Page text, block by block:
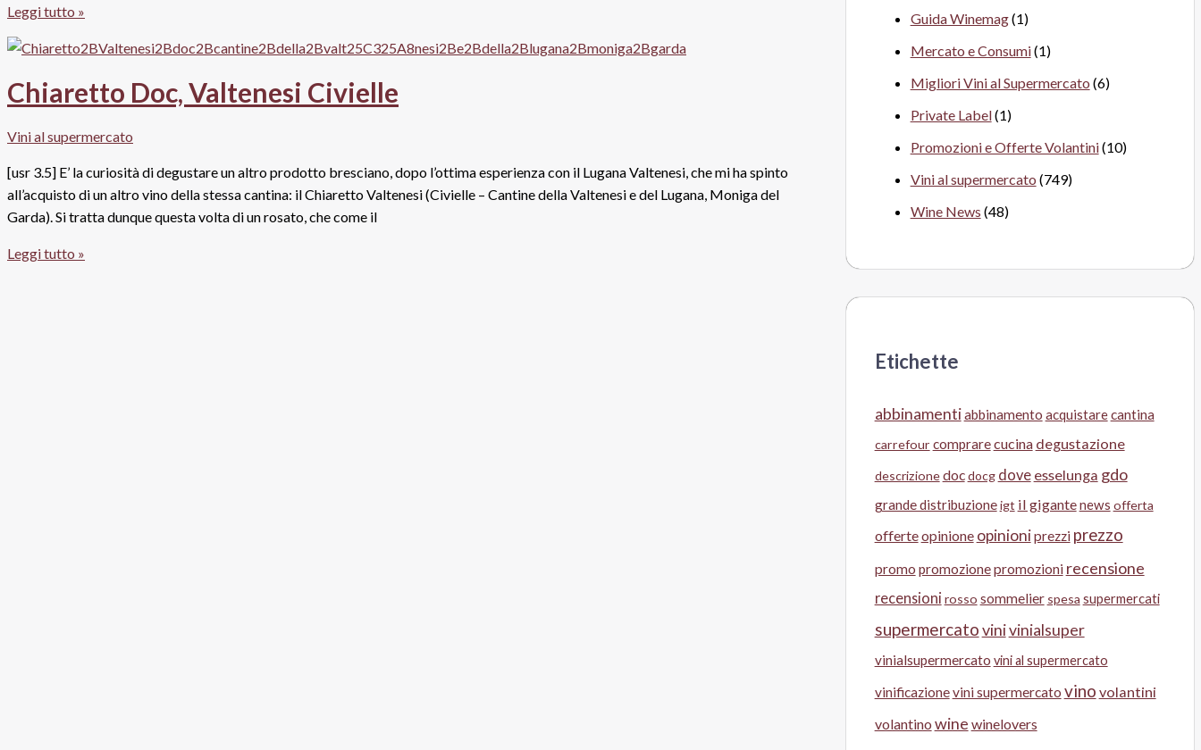
Marzemino
Trentino
Doc
Mezzacorona
Leggi tutto »
Chiaretto Doc, Valtenesi Civielle
Vini al supermercato
[usr 3.5] E’ la curiosità di degustare un altro prodotto bresciano, dopo l’ottima esperienza con il Lugana Valtenesi, che mi ha spinto
all’acquisto di un altro vino della stessa cantina: il Chiaretto Valtenesi (Civielle – Cantine della Valtenesi e del Lugana, Moniga del
Garda). Si tratta dunque questa volta di un rosato, che come il
Chiaretto
Leggi tutto »
Guida Winemag(1)
Mercato e Consumi(1)
Migliori Vini al Supermercato (6)
Private Label(1)
Promozioni e Offerte Volantini(10)
Vini al supermercato (749)
Wine News (48)
Etichette
abbinamentiabbinamento acquistarecantina
carrefour comprarecucina degustazione
descrizionedocdocg dove esselunga gdo
grande distribuzioneigt il gigantenews offerta
offerteopinione opinioniprezzi prezzo
promo promozionepromozioni recensione
recensioni rosso sommelier spesa supermercati
supermercatovinivinialsuper
vinialsupermercato vini al supermercato
vinificazionevini supermercato vino volantini
volantino wine winelovers